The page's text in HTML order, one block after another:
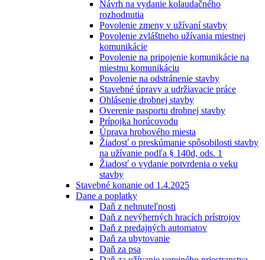
Návrh na vydanie kolaudačného
rozhodnutia
Povolenie zmeny v užívaní stavby
Povolenie zvláštneho užívania miestnej
komunikácie
Povolenie na pripojenie komunikácie na
miestnu komunikáciu
Povolenie na odstránenie stavby
Stavebné úpravy a udržiavacie práce
Ohlásenie drobnej stavby
Overenie pasportu drobnej stavby
Prípojka horúcovodu
Úprava hrobového miesta
Žiadosť o preskúmanie spôsobilosti stavby
na užívanie podľa § 140d, ods. 1
Žiadosť o vydanie potvrdenia o veku
stavby
Stavebné konanie od 1.4.2025
Dane a poplatky
Daň z nehnuteľnosti
Daň z nevýherných hracích prístrojov
Daň z predajných automatov
Daň za ubytovanie
Daň za psa